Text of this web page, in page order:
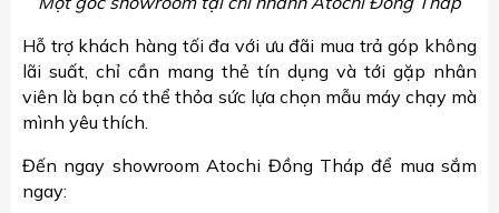
Hỗ trợ khách hàng tối đa với ưu đãi mua trả góp không
lãi suất, chỉ cần mang thẻ tín dụng và tới gặp nhân
viên là bạn có thể thỏa sức lựa chọn mẫu máy chạy mà
mình yêu thích.
Đến ngay showroom Atochi Đồng Tháp để mua sắm
ngay: